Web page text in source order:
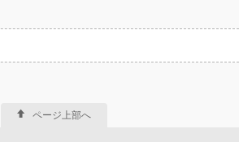
ページ上部へ